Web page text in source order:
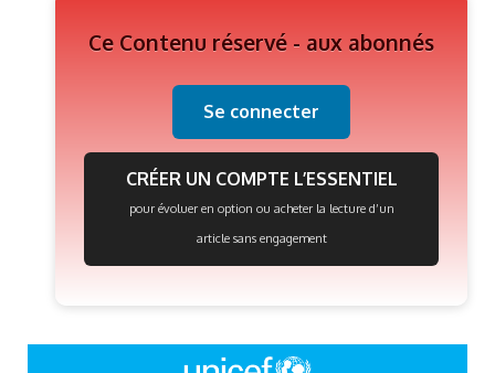
Ce Contenu réservé - aux abonnés
Se connecter
CRÉER UN COMPTE L’ESSENTIEL
pour évoluer en option ou acheter la lecture d’un
article sans engagement